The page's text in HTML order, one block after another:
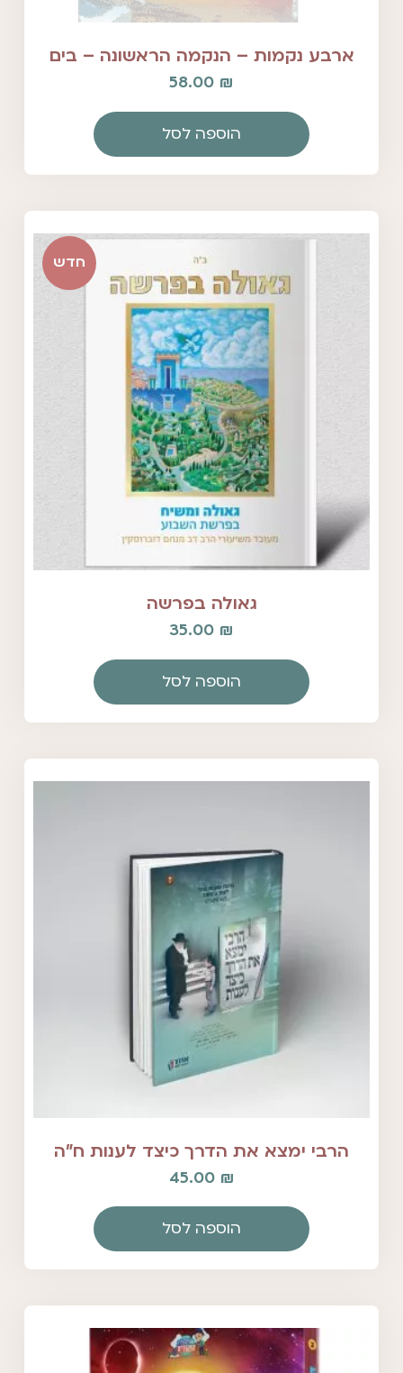
ארבע נקמות – הנקמה הראשונה – בים
58.00 ₪
הוספה לסל
חדש
גאולה בפרשה
35.00 ₪
הוספה לסל
הרבי ימצא את הדרך כיצד לענות ח"ה
45.00 ₪
הוספה לסל